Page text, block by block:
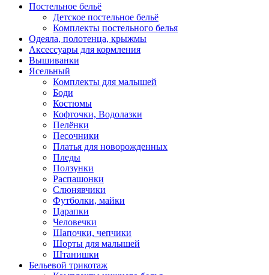
Постельное бельё
Детское постельное бельё
Комплекты постельного белья
Одеяла, полотенца, крыжмы
Аксессуары для кормления
Вышиванки
Ясельный
Комплекты для малышей
Боди
Костюмы
Кофточки, Водолазки
Пелёнки
Песочники
Платья для новорожденных
Пледы
Ползунки
Распашонки
Слюнявчики
Футболки, майки
Царапки
Человечки
Шапочки, чепчики
Шорты для малышей
Штанишки
Бельевой трикотаж